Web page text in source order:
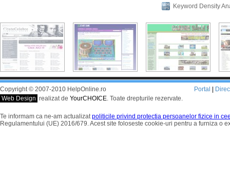
Keyword Density
Copyright © 2007-2010 HelpOnline.ro
Web Design realizat de YourCHOICE. Toate drepturile rezervate.
Portal
Te informam ca ne-am actualizatpoliticile privind protectia persoanelor fizice in
Regulamentului (UE) 2016/679. Acest site foloseste cookie-uri pentru a furniza o